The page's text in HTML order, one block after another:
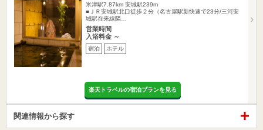
米津駅7.87km 安城駅239m
■ＪＲ安城駅北口徒歩２分（名古屋駅新快速で23分/三河安
城駅在来線隣…
営業時間
入浴料金 ～
宿泊 ホテル
楽天トラベルの宿泊プランを見る
関連情報から探す